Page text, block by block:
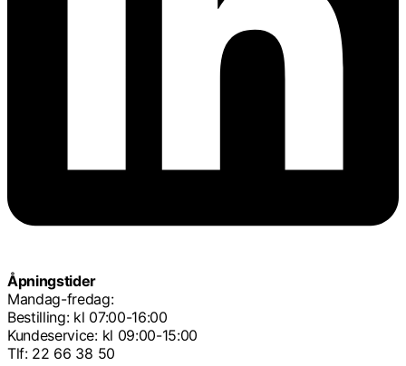
Åpningstider
Mandag-fredag:
Bestilling: kl 07:00-16:00
Kundeservice: kl 09:00-15:00
Tlf: 22 66 38 50